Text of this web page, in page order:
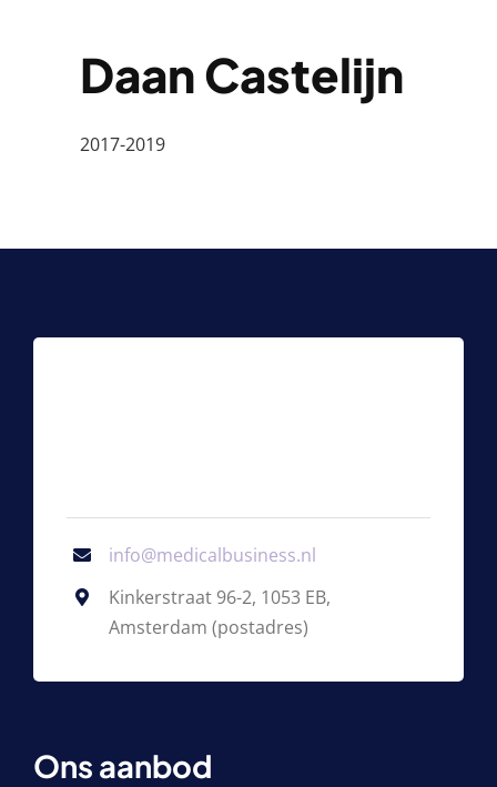
Daan Castelijn
2017-2019
info@medicalbusiness.nl
Kinkerstraat 96-2, 1053 EB,
Amsterdam (postadres)
Ons aanbod